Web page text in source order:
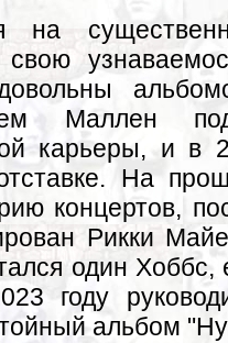
на
свою
Маллен
карьеры, и в
На
концертов,
Рикки
один Хоббс,
году
альбом